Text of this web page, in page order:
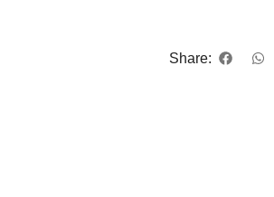
Share: